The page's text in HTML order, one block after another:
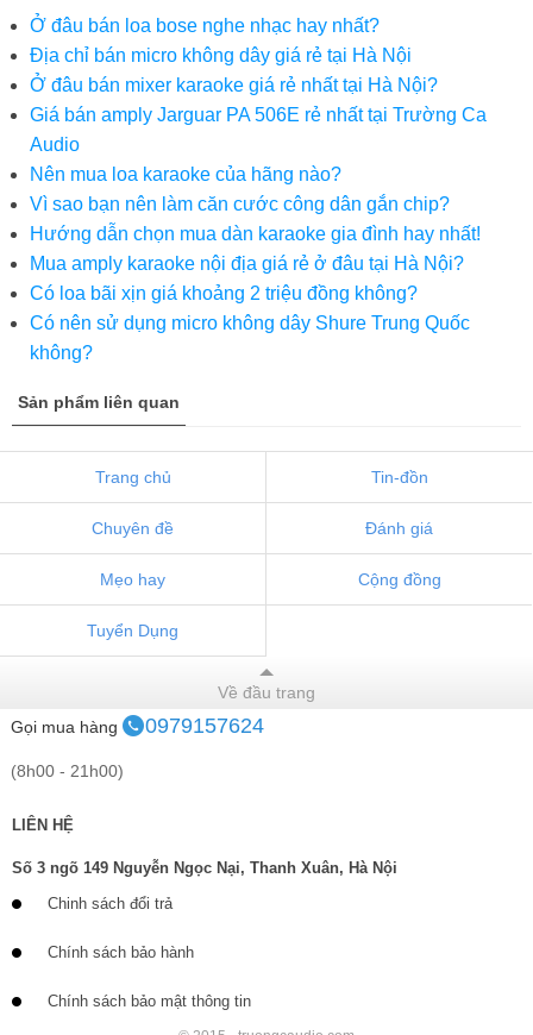
Ở đâu bán loa bose nghe nhạc hay nhất?
Địa chỉ bán micro không dây giá rẻ tại Hà Nội
Ở đâu bán mixer karaoke giá rẻ nhất tại Hà Nội?
Giá bán amply Jarguar PA 506E rẻ nhất tại Trường Ca
Audio
Nên mua loa karaoke của hãng nào?
Vì sao bạn nên làm căn cước công dân gắn chip?
Hướng dẫn chọn mua dàn karaoke gia đình hay nhất!
Mua amply karaoke nội địa giá rẻ ở đâu tại Hà Nội?
Có loa bãi xịn giá khoảng 2 triệu đồng không?
Có nên sử dụng micro không dây Shure Trung Quốc
không?
Sản phẩm liên quan
Trang chủ Tin-đồn
Chuyên đề Đánh giá
Mẹo hay Cộng đồng
Tuyển Dụng
Về đầu trang
Gọi mua hàng
0979157624
(8h00 - 21h00)
LIÊN HỆ
Số 3 ngõ 149 Nguyễn Ngọc Nại, Thanh Xuân, Hà Nội
Chinh sách đổi trả
Chính sách bảo hành
Chính sách bảo mật thông tin